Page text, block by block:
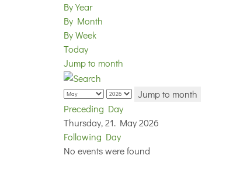
By Year
By Month
By Week
Today
Jump to month
Jump to month
Preceding Day
Thursday, 21. May 2026
Following Day
No events were found